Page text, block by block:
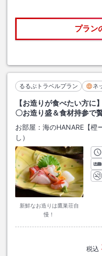
プラン
るるぶトラベルプラン ネ
【お造りが食べたい方
〇お造り盛＆食材持参で
お部屋： 海のHANARE【橙
し）
新鮮なお造りは鷹巣荘自
慢！
税込